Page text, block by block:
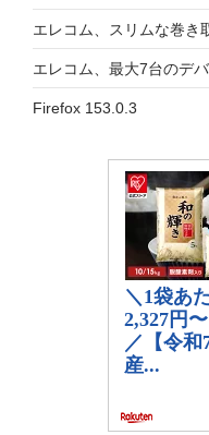
エレコム、スリムな巻き
エレコム、最大7台のデ
Firefox 153.0.3